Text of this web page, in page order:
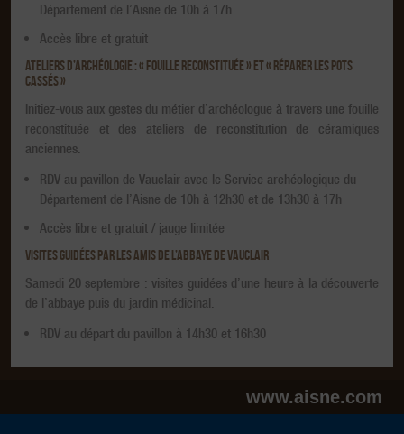
Département de l’Aisne de 10h à 17h
Accès libre et gratuit
ATELIERS D’ARCHÉOLOGIE : « FOUILLE RECONSTITUÉE » ET « RÉPARER LES POTS
CASSÉS »
Initiez-vous aux gestes du métier d’archéologue à travers une fouille
reconstituée et des ateliers de reconstitution de céramiques
anciennes.
RDV au pavillon de Vauclair avec le Service archéologique du
Département de l’Aisne de 10h à 12h30 et de 13h30 à 17h
Accès libre et gratuit / jauge limitée
VISITES GUIDÉES PAR LES AMIS DE L’ABBAYE DE VAUCLAIR
Samedi 20 septembre : visites guidées d’une heure à la découverte
de l’abbaye puis du jardin médicinal.
RDV au départ du pavillon à 14h30 et 16h30
www.aisne.com